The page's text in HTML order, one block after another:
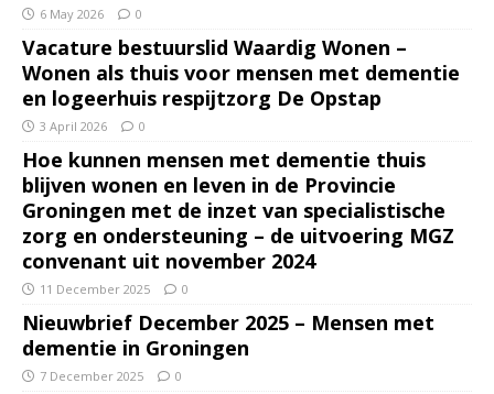
6 May 2026 0
Vacature bestuurslid Waardig Wonen –
Wonen als thuis voor mensen met dementie
en logeerhuis respijtzorg De Opstap
3 April 2026 0
Hoe kunnen mensen met dementie thuis
blijven wonen en leven in de Provincie
Groningen met de inzet van specialistische
zorg en ondersteuning – de uitvoering MGZ
convenant uit november 2024
11 December 2025 0
Nieuwbrief December 2025 – Mensen met
dementie in Groningen
7 December 2025 0